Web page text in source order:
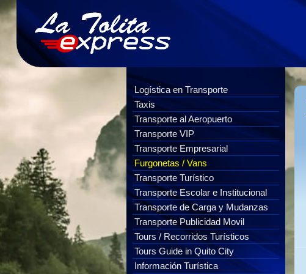
Logística en Transporte
Taxis
Transporte al Aeropuerto
Transporte VIP
Transporte Empresarial
Furgonetas / Vans
Transporte Turístico
Transporte Escolar e Institucional
Transporte de Carga y Mudanzas
Transporte Publicidad Movil
Tours / Recorridos Turísticos
Tours Guide in Quito City
Información Turística